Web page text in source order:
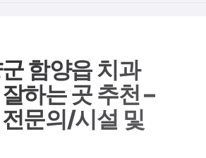
함양읍 치과
하는 곳 추천 –
문의/시설 및